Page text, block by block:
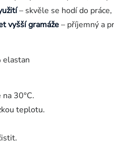
– skvěle se hodí do
vyšší gramáže– příjemný a
elastan
na 30°C.
teplotu.